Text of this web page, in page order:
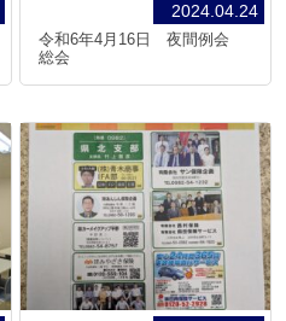
2024.04.24
令和6年4月16日 夜間例会
総会